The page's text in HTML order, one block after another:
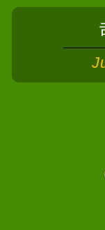
債務整理
任意整理
債務整理
自己破産
債務整理
個人再生
相続放棄
相続登記
法定相続
相続放棄
相続 不動
遺産分割
法定相続
不動産
遺言書 書
遺産分割
債務整理
相続 司
相続 司
相続 司法
債務整理
相続 司
相続 司
債務整理
債務整理
相続 司